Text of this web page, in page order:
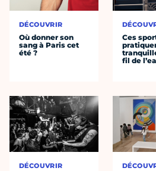
DÉCOUVRIR
Où donner son
sang à Paris cet
été ?
DÉCOUVRIR
Ces
fil de